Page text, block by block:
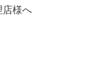
店様へ